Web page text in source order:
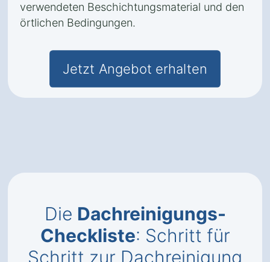
verwendeten Beschichtungsmaterial und den
örtlichen Bedingungen.
Jetzt Angebot erhalten
Die Dachreinigungs-
Checkliste: Schritt für
Schritt zur Dachreinigung